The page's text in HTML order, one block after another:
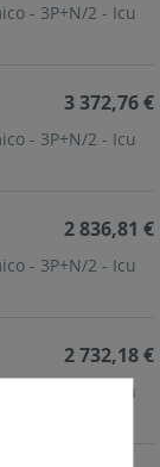
- 3P+N/2 - Icu
- 3P+N/2 - Icu
3 372,76 €
- 3P+N/2 - Icu
2 836,81 €
- 3P+N/2 - Icu
2 732,18 €